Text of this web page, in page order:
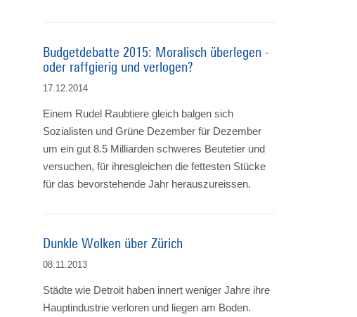
Budgetdebatte 2015: Moralisch überlegen -
oder raffgierig und verlogen?
17.12.2014
Einem Rudel Raubtiere gleich balgen sich
Sozialisten und Grüne Dezember für Dezember
um ein gut 8.5 Milliarden schweres Beutetier und
versuchen, für ihresgleichen die fettesten Stücke
für das bevorstehende Jahr herauszureissen.
Dunkle Wolken über Zürich
08.11.2013
Städte wie Detroit haben innert weniger Jahre ihre
Hauptindustrie verloren und liegen am Boden.